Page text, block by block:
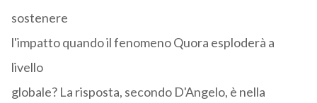
sostenere
l'impatto quando il fenomeno Quora esploderà a
livello
globale? La risposta, secondo D'Angelo, è nella